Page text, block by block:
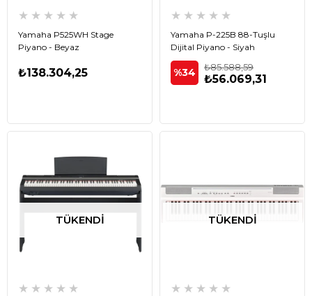
★ ★ ★ ★ ★
Yamaha P525WH Stage
Piyano - Beyaz
₺138.304,25
★ ★ ★ ★ ★
Yamaha P-225B 88-Tuşlu
Dijital Piyano - Siyah
%34 ₺56.069,31
₺85.588,59
TÜKENDI
★ ★ ★ ★ ★
TÜKENDI
★ ★ ★ ★ ★